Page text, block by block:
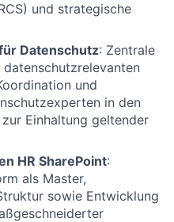
und strategische
Datenschutz: Zentrale
und
in den
Einhaltung geltender
HR SharePoint:
als Master,
sowie Entwicklung